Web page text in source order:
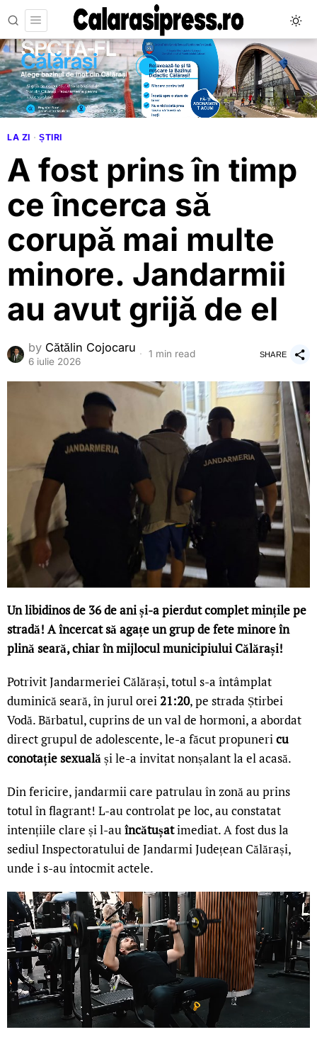
LA ZI · ȘTIRI
A fost prins în timp
ce încerca să
corupă mai multe
minore. Jandarmii
au avut grijă de el
by Cătălin Cojocaru
6 iulie 2026
1 min read SHARE
Un libidinos de 36 de ani și-a pierdut complet mințile pe
stradă! A încercat să agațe un grup de fete minore în
plină seară, chiar în mijlocul municipiului Călărași!
Potrivit Jandarmeriei Călărași, totul s-a întâmplat
duminică seară, în jurul orei21:20, pe strada Știrbei
Vodă. Bărbatul, cuprins de un val de hormoni, a abordat
direct grupul de adolescente, le-a făcut propunericu
conotație sexualăși le-a invitat nonșalant la el acasă.
Din fericire, jandarmii care patrulau în zonă au prins
totul în flagrant! L-au controlat pe loc, au constatat
intențiile clare și l-auîncătușatimediat. A fost dus la
sediul Inspectoratului de Jandarmi Județean Călărași,
unde i s-au întocmit actele.